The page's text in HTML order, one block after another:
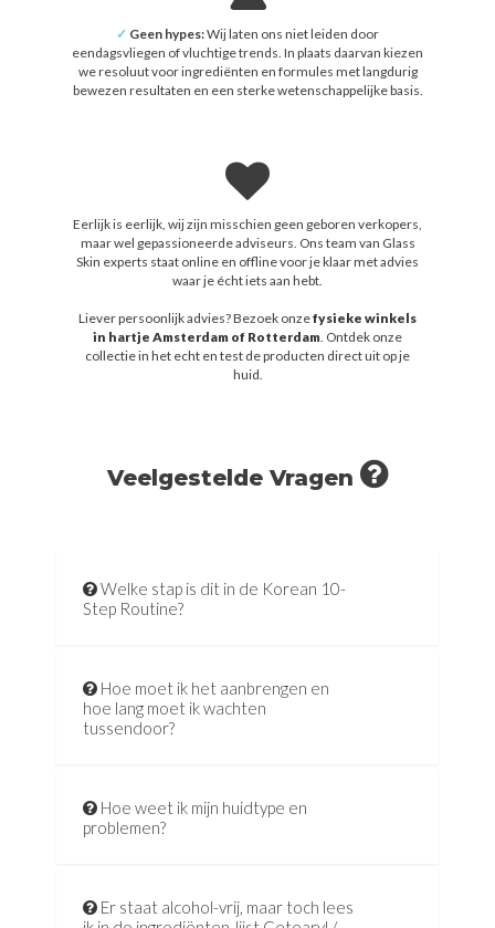
✓ Geen hypes:Wij laten ons niet leiden door
eendagsvliegen of vluchtige trends. In plaats daarvan kiezen
we resoluut voor ingrediënten en formules met langdurig
bewezen resultaten en een sterke wetenschappelijke basis.
Eerlijk is eerlijk, wij zijn misschien geen geboren verkopers,
maar wel gepassioneerde adviseurs. Ons team van Glass
Skin experts staat online en offline voor je klaar met advies
waar je écht iets aan hebt.
Liever persoonlijk advies? Bezoek onzefysieke winkels
in hartje Amsterdam of Rotterdam. Ontdek onze
collectie in het echt en test de producten direct uit op je
huid.
Veelgestelde Vragen
Welke stap is dit in de Korean 10-
Step Routine?
Hoe moet ik het aanbrengen en
hoe lang moet ik wachten
tussendoor?
Hoe weet ik mijn huidtype en
problemen?
Er staat alcohol-vrij, maar toch lees